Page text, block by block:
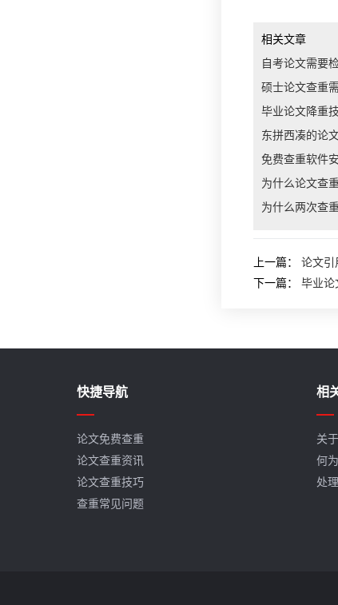
相关文章
自考论文需要
硕士论文查重
毕业论文降重
东拼西凑的论
免费查重软件
为什么论文查
为什么两次查
上一篇： 论文引
下一篇： 毕业论
快捷导航
论文免费查重
论文查重资讯
论文查重技巧
查重常见问题
相
关
何
处